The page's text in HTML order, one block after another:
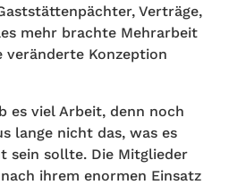
Verträge,
mehr brachte Mehrarbeit
veränderte Konzeption
es viel Arbeit, denn noch
lange nicht das, was es
sein sollte. Die Mitglieder
ihrem enormen Einsatz